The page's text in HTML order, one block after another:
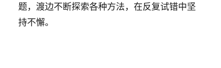
题，渡边不断探索各种方法，在反复试错中坚
持不懈。